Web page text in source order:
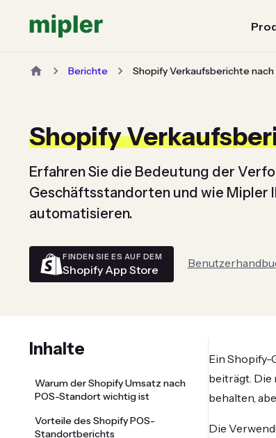
Berichte Shopify Verkaufsberichte
Shopify
Erfahren Sie die Bedeutung der
Geschäftsstandorten und wie Mipler
automatisieren.
FINDEN SIE ES AUF DEM
Shopify App Store
Inhalte
Warum der Shopify Umsatz nach
POS-Standort wichtig ist
Vorteile des Shopify POS-
Standortberichts
Ein Shopify-
beiträgt. Die
behalten,
Die